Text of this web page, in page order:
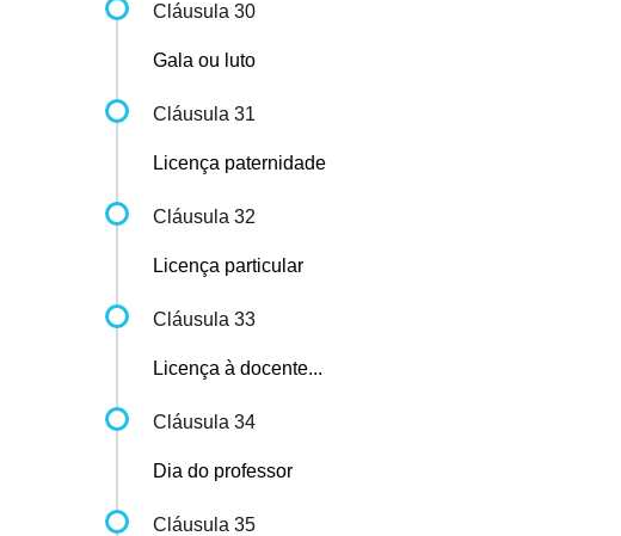
Cláusula 30
Gala ou luto
Cláusula 31
Licença paternidade
Cláusula 32
Licença particular
Cláusula 33
Licença à docente...
Cláusula 34
Dia do professor
Cláusula 35